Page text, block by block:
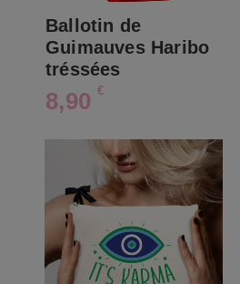
Ballotin de
Guimauves Haribo
tréssées
8,90 €